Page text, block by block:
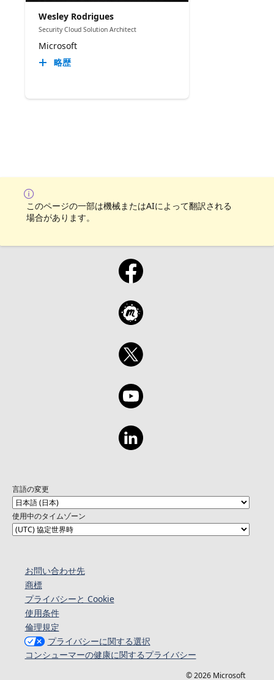
Wesley Rodrigues
Security Cloud Solution Architect
Microsoft
略歴
このページの一部は機械またはAIによって翻訳される
場合があります。
言語の変更
使用中のタイムゾーン
お問い合わせ先
商標
プライバシーと Cookie
使用条件
倫理規定
プライバシーに関する選択
コンシューマーの健康に関するプライバシー
© 2026 Microsoft